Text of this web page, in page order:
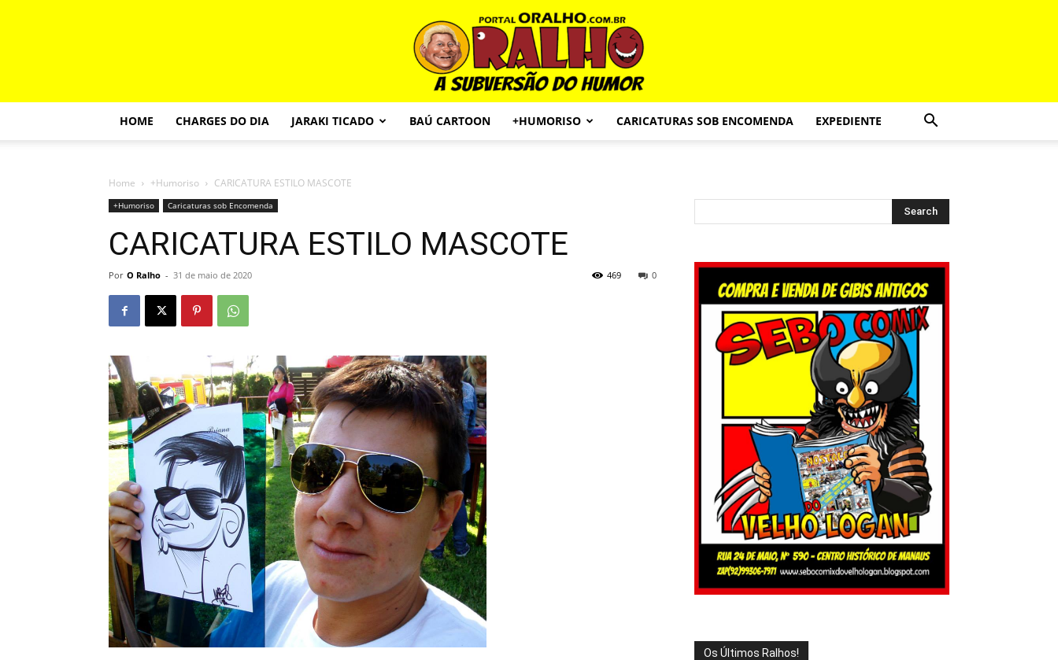
O
HOME CHARGES DO DIA JARAKI TICADO BAÚ CARTOON +HUMORISO CARICATURAS SOB ENCOMENDA EXPEDIENTE
Home +Humoriso CARICATURA ESTILO MASCOTE
+Humoriso Caricaturas sob Encomenda
CARICATURA ESTILO MASCOTE
Por O Ralho - 31 de maio de 2020 0
469
Os Últimos Ralhos!